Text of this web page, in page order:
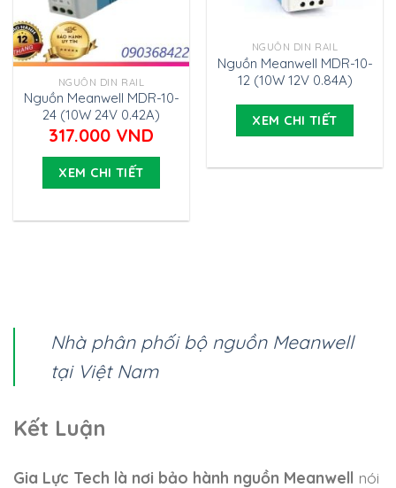
NGUỒN DIN RAIL
Nguồn Meanwell MDR-10-
24 (10W 24V 0.42A)
317.000 VND
XEM CHI TIẾT
NGUỒN DIN RAIL
Nguồn Meanwell MDR-10-
12 (10W 12V 0.84A)
XEM CHI TIẾT
Nhà phân phối bộ nguồn Meanwell
tại Việt Nam
Kết Luận
Gia Lực Tech là nơi bảo hành nguồn Meanwell nói